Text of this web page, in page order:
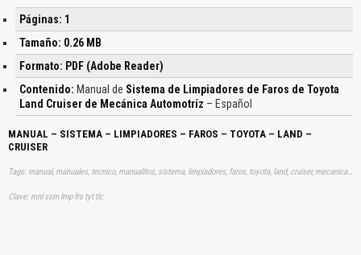
Páginas: 1
Tamaño: 0.26 MB
Formato: PDF (Adobe Reader)
Contenido: Manual de Sistema de Limpiadores de Faros de Toyota
Land Cruiser de Mecánica Automotríz – Español
MANUAL – SISTEMA – LIMPIADORES – FAROS – TOYOTA – LAND –
CRUISER
Tags: manual, manuales, tecnico, manualitos, sistema, limpiadores, faros, toyota, land, cruiser, mecanica, automotriz, aprender, descargas
Clave: mnl ssm lmp frs tyt tlc